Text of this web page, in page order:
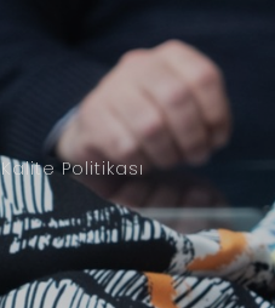
Kalite Politikası